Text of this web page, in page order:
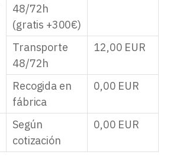
48/72h
(gratis +300€)
Transporte
48/72h
12,00 EUR
Recogida en
fábrica
0,00 EUR
Según
cotización
0,00 EUR